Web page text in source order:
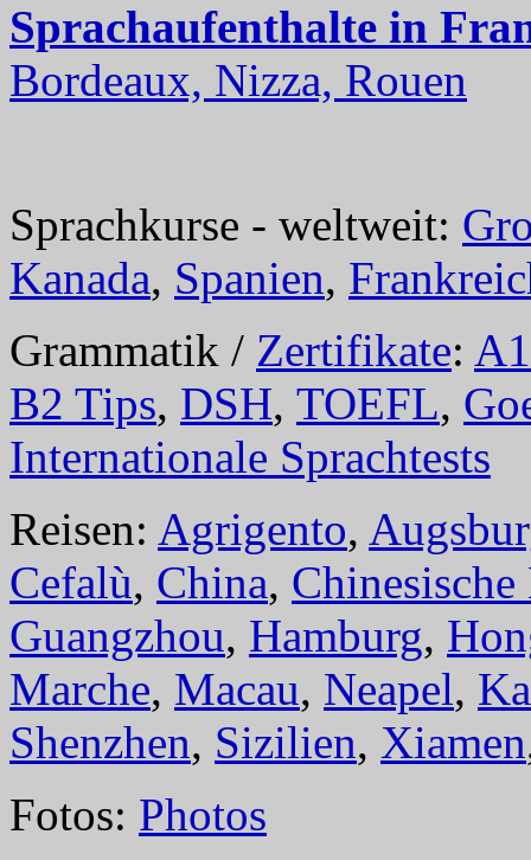
Sprachaufenthalte in
Bordeaux, Nizza, Rouen
Sprachkurse - weltweit:
Kanada, Spanien,
Grammatik / Zertifikate: A1
B2 Tips, DSH, TOEFL,
Internationale Sprachtests
Reisen: Agrigento,
Cefalù, China, Chinesische
Guangzhou, Hamburg,
Marche, Macau, Neapel,
Shenzhen, Sizilien, Xiamen
Fotos: Photos